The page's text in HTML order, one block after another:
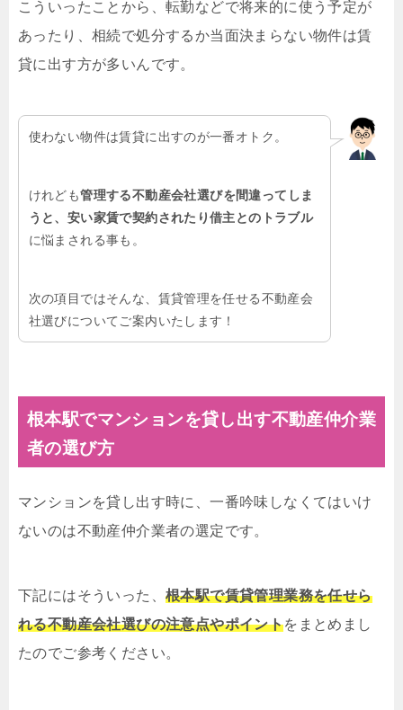
こういったことから、転勤などで将来的に使う予定が
あったり、相続で処分するか当面決まらない物件は賃
貸に出す方が多いんです。
使わない物件は賃貸に出すのが一番オトク。
けれども管理する不動産会社選びを間違ってしま
うと、安い家賃で契約されたり借主とのトラブル
に悩まされる事も。
次の項目ではそんな、賃貸管理を任せる不動産会
社選びについてご案内いたします！
根本駅でマンションを貸し出す不動産仲介業
者の選び方
マンションを貸し出す時に、一番吟味しなくてはいけ
ないのは不動産仲介業者の選定です。
下記にはそういった、 根本駅で賃貸管理業務を任せら
れる不動産会社選びの注意点やポイントをまとめまし
たのでご参考ください。